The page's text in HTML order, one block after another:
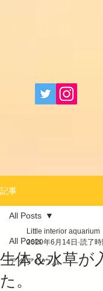
記事
All Posts
アクアリウム
All Posts
生体＆水草が
た。
Little interior aquarium
2020年6月14日 読了